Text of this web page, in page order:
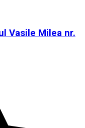
Vasile Milea nr.